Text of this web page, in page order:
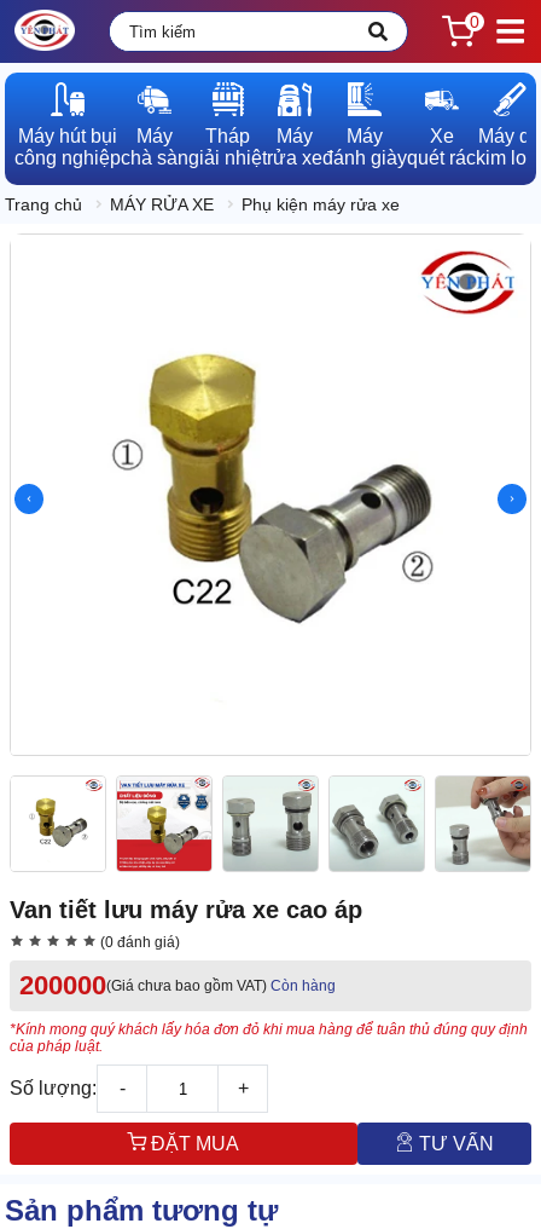
0
Máy hút bụi
công nghiệp
Máy
chà sàn
Tháp
giải nhiệt
Máy
rửa xe
Máy
đánh giày
Xe
quét rác
Máy dò
kim loại
Trang chủ MÁY RỬA XE Phụ kiện máy rửa xe
Van tiết lưu máy rửa xe cao áp
(0 đánh giá)
200000(Giá chưa bao gồm VAT) Còn hàng
*Kính mong quý khách lấy hóa đơn đỏ khi mua hàng để tuân thủ đúng quy định
của pháp luật.
Số lượng: - +
ĐẶT MUA TƯ VẤN
Sản phẩm tương tự